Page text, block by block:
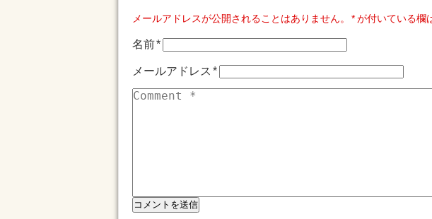
メールアドレスが公開されることはありません。*が付いている欄
名前*
メールアドレス*